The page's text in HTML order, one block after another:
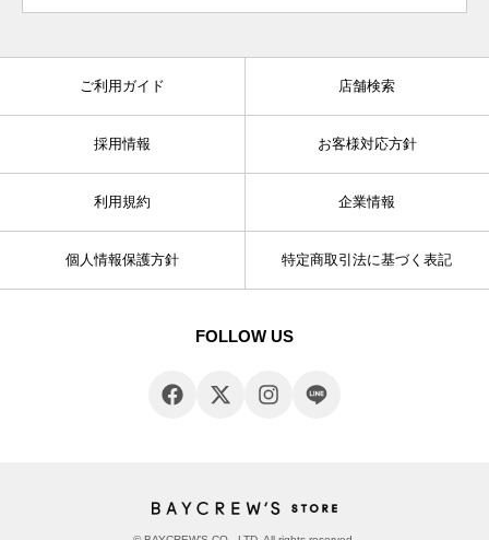
ご利用ガイド 店舗検索
採用情報 お客様対応方針
利用規約 企業情報
個人情報保護方針 特定商取引法に基づく表記
FOLLOW US